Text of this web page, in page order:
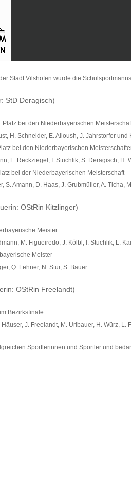
Stadt Vilshofen wurde die
StD Deragisch)
Platz bei den Niederbayerischen
H. Schneider, E. Alloush, J. Jahrstorfer und
bei den Niederbayerischen
L. Reckziegel, I. Stuchlik, S. Deragisch, H.
bei der Niederbayerischen Meisterschaft
S. Amann, D. Haas, J. Grubmüller, A.
OStRin Kitzlinger)
Meister
M. Figueiredo, J. Kölbl, I. Stuchlik, L.
Meister
Q. Lehner, N. Stur, S. Bauer
OStRin Freelandt)
Bezirksfinale
J. Freelandt, M. Urlbauer, H. Würz, L.
Sportlerinnen und Sportler und